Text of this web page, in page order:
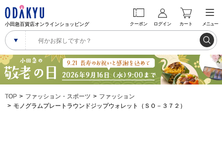
小田急百貨店オンラインショッピング クーポン ログイン カート メニュー
TOP ファッション・スポーツ
ファッション
モノグラムプレートラウンドジップウォレット（ＳＯ－３７２）